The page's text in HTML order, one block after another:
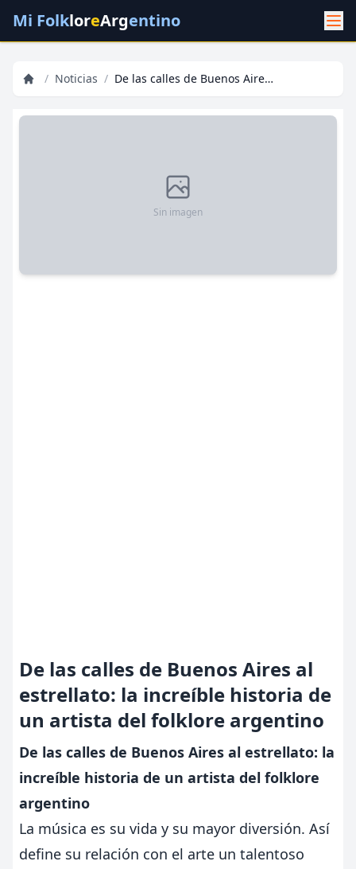
Mi FolkloreArgentino
/ Noticias / De las calles de Buenos Aires al estrellato: la increíble historia de un artista del folklore argentino
Sin imagen
De las calles de Buenos Aires al
estrellato: la increíble historia de
un artista del folklore argentino
De las calles de Buenos Aires al estrellato: la
increíble historia de un artista del folklore
argentino
La música es su vida y su mayor diversión. Así
define su relación con el arte un talentoso